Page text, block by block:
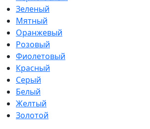
Зеленый
Мятный
Оранжевый
Розовый
Фиолетовый
Красный
Серый
Белый
Желтый
Золотой